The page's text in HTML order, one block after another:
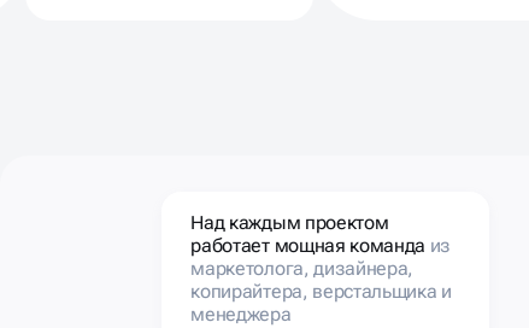
Над каждым проектом
работает мощная команда из
маркетолога, дизайнера,
копирайтера, верстальщика и
менеджера